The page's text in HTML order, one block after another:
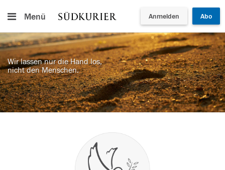
Menü Anmelden Abo
Wir lassen nur die Hand los,
nicht den Menschen.